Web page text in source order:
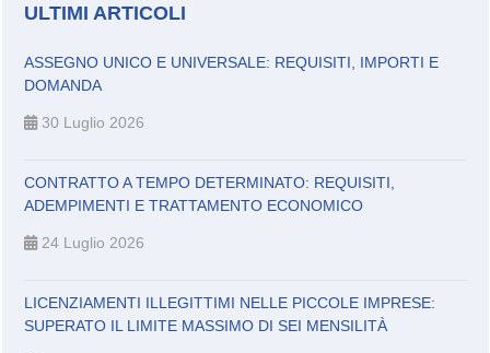
ULTIMI ARTICOLI
ASSEGNO UNICO E UNIVERSALE: REQUISITI, IMPORTI E
DOMANDA
30 Luglio 2026
CONTRATTO A TEMPO DETERMINATO: REQUISITI,
ADEMPIMENTI E TRATTAMENTO ECONOMICO
24 Luglio 2026
LICENZIAMENTI ILLEGITTIMI NELLE PICCOLE IMPRESE:
SUPERATO IL LIMITE MASSIMO DI SEI MENSILITÀ